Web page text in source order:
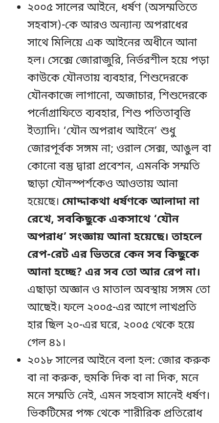
২০০৫ সালের আইনে, ধর্ষণ (অসম্মতিতে
সহবাস)-কে আরও অন্যান্য অপরাধের
সাথে মিলিয়ে এক আইনের অধীনে আনা
হল। সেক্সে জোরাজুরি, নির্ভরশীল হয়ে পড়া
কাউকে যৌনতায় ব্যবহার, শিশুদেরকে
যৌনকাজে লাগানো, অজাচার, শিশুদেরকে
পর্নোগ্রাফিতে ব্যবহার, শিশু পতিতাবৃত্তি
ইত্যাদি। ‘যৌন অপরাধ আইনে’ শুধু
জোরপূর্বক সঙ্গম না; ওরাল সেক্স, আঙুল বা
কোনো বস্তু দ্বারা প্রবেশন, এমনকি সম্মতি
ছাড়া যৌনস্পর্শকেও আওতায় আনা
হয়েছে। মোদ্দাকথা ধর্ষণকে আলাদা না
রেখে, সবকিছুকে একসাথে ‘যৌন
অপরাধ’ সংজ্ঞায় আনা হয়েছে। তাহলে
রেপ-রেট এর ভিতরে কেন সব কিছুকে
আনা হচ্ছে? এর সব তো আর রেপ না।
এছাড়া অজ্ঞান ও মাতাল অবস্থায় সঙ্গম তো
আছেই। ফলে ২০০৫-এর আগে লাখপ্রতি
হার ছিল ২০-এর ঘরে, ২০০৫ থেকে হয়ে
গেল ৪১।
২০১৮ সালের আইনে বলা হল: জোর করুক
বা না করুক, হুমকি দিক বা না দিক, মনে
মনে সম্মতি নেই, এমন সহবাস মানেই ধর্ষণ।
ভিকটিমের পক্ষ থেকে শারীরিক প্রতিরোধ